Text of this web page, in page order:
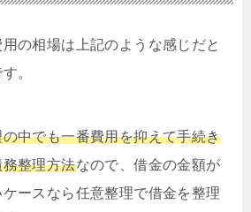
の相場は上記のような感じだと
。
中でも一番費用を抑えて手続き
整理方法なので、借金の金額が
ースなら任意整理で借金を整理